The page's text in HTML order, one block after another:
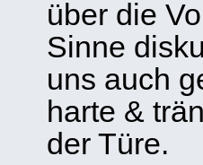
über die
Sinne
uns auch
harte &
der Türe.